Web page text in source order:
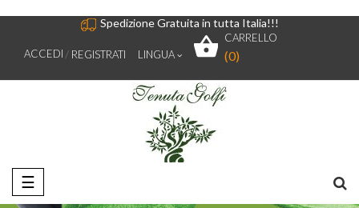
Spedizione Gratuita in tutta Italia!!!
ACCEDI REGISTRATI LINGUA
CARRELLO
(0)
navigazione
Toggle
☰